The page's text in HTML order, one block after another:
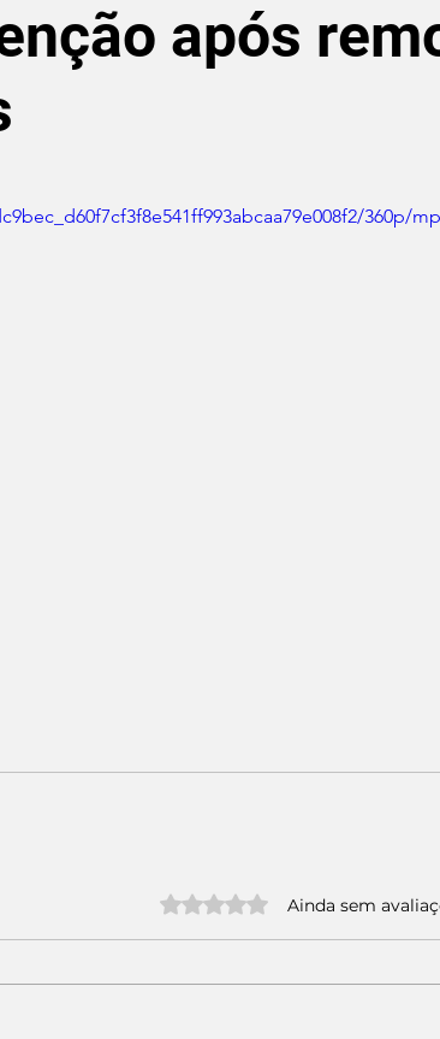
após
360p/
Avaliado com 0 de 5 estrelas.
Ainda sem